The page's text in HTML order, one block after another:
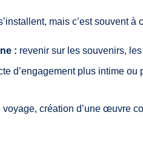
mais c’est souvent
: revenir sur les souvenirs,
d’engagement plus intime
voyage, création d’une œuvre